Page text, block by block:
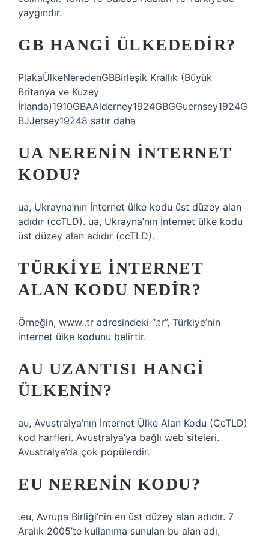
yaygındır.
GB HANGI ÜLKEDEDIR?
PlakaÜlkeNeredenGBBirleşik Krallık (Büyük
Britanya ve Kuzey
İrlanda)1910GBAAlderney1924GBGGuernsey1924G
BJJersey19248 satır daha
UA NERENIN INTERNET
KODU?
ua, Ukrayna’nın İnternet ülke kodu üst düzey alan
adıdır (ccTLD). ua, Ukrayna’nın İnternet ülke kodu
üst düzey alan adıdır (ccTLD).
TÜRKIYE INTERNET
ALAN KODU NEDIR?
Örneğin, www..tr adresindeki “.tr”, Türkiye’nin
internet ülke kodunu belirtir.
AU UZANTISI HANGI
ÜLKENIN?
au, Avustralya’nın İnternet Ülke Alan Kodu (CcTLD)
kod harfleri. Avustralya’ya bağlı web siteleri.
Avustralya’da çok popülerdir.
EU NERENIN KODU?
.eu, Avrupa Birliği’nin en üst düzey alan adıdır. 7
Aralık 2005’te kullanıma sunulan bu alan adı,